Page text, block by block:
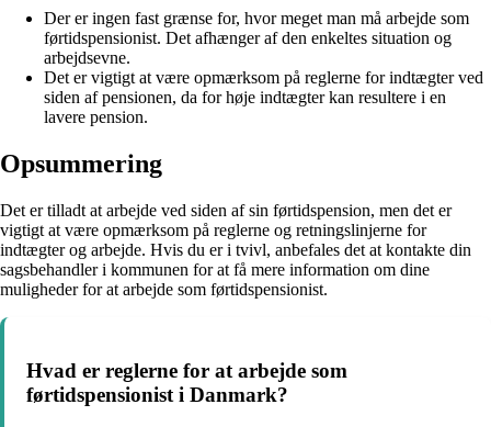
Der er ingen fast grænse for, hvor meget man må arbejde som
førtidspensionist. Det afhænger af den enkeltes situation og
arbejdsevne.
Det er vigtigt at være opmærksom på reglerne for indtægter ved
siden af pensionen, da for høje indtægter kan resultere i en
lavere pension.
Opsummering
Det er tilladt at arbejde ved siden af sin førtidspension, men det er
vigtigt at være opmærksom på reglerne og retningslinjerne for
indtægter og arbejde. Hvis du er i tvivl, anbefales det at kontakte din
sagsbehandler i kommunen for at få mere information om dine
muligheder for at arbejde som førtidspensionist.
Hvad er reglerne for at arbejde som
førtidspensionist i Danmark?